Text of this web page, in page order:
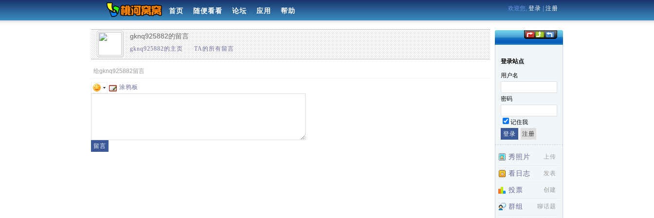
首页 随便看看 论坛 应用 帮助 欢迎您, 登录 注册
gknq925882的留言
gknq925882的主页 » TA的所有留言
给gknq925882留言
涂鸦板
登录站点
用户名
密码
记住我
秀照片 上传
看日志 发表
投票 创建
群组 聊话题